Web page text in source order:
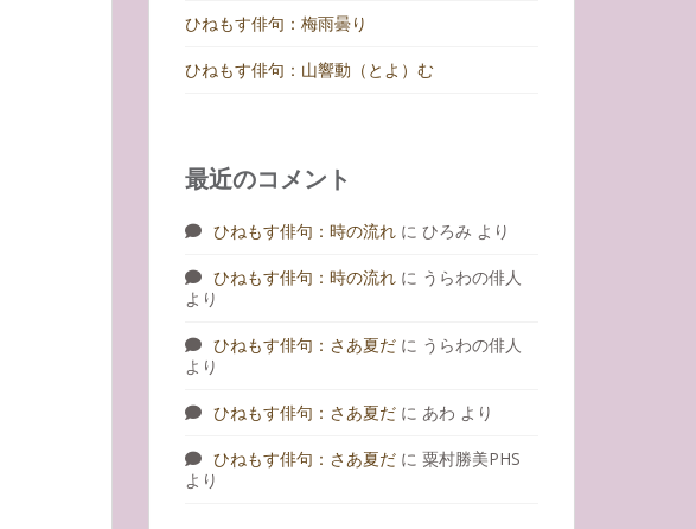
ひねもす俳句：梅雨曇り
ひねもす俳句：山響動（とよ）む
最近のコメント
ひねもす俳句：時の流れ に ひろみ より
ひねもす俳句：時の流れ に うらわの俳人
より
ひねもす俳句：さあ夏だ に うらわの俳人
より
ひねもす俳句：さあ夏だ に あわ より
ひねもす俳句：さあ夏だ に 粟村勝美PHS
より